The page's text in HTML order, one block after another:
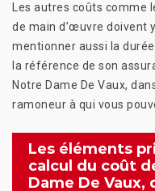
Les autres coûts comme
de main d’œuvre doivent
mentionner aussi la
la référence de son
Notre Dame De Vaux,
ramoneur à qui vous
Les éléments
calcul du coût
Dame De Vaux,